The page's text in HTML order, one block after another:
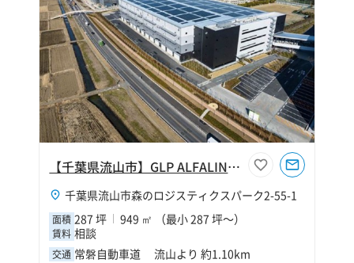
【千葉県流山市】GLP ALFALINK流山６
千葉県流山市森のロジスティクスパーク2-55-1
面積 287 坪 949 ㎡ （最小 287 坪～）
賃料 相談
交通 常磐自動車道 流山より 約1.10km